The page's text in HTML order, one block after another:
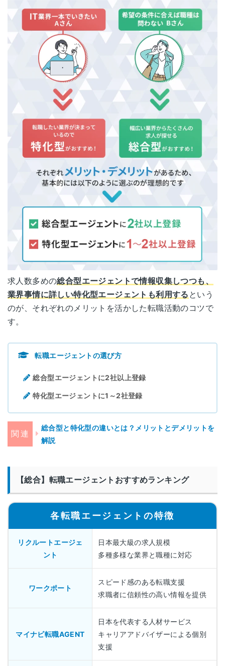
求人数多めの総合型エージェントで情報収集しつつも、
業界事情に詳しい特化型エージェントも利用する という
のが、それぞれのメリットを活かした転職活動のコツで
す。
転職エージェントの選び方
総合型エージェントに2社以上登録
特化型エージェントに1～2社登録
総合型と特化型の違いとは？メリットとデメリットを
解説
【総合】転職エージェントおすすめランキング
各転職エージェントの特徴
リクルートエージェ
ント
日本最大級の求人規模
多種多様な業界と職種に対応
ワークポート
スピード感のある転職支援
求職者に信頼性の高い情報を提供
マイナビ転職AGENT
日本を代表する人材サービス
キャリアアドバイザーによる個別
支援